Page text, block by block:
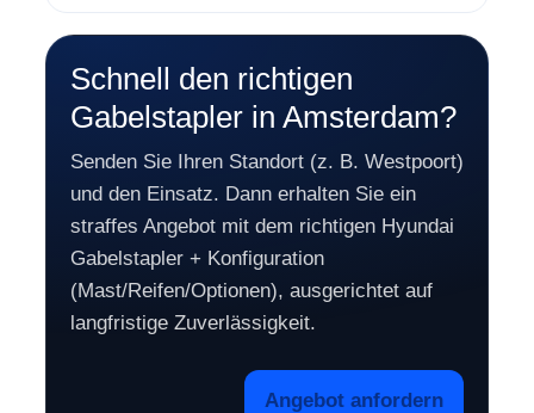
Schnell den richtigen
Gabelstapler in Amsterdam?
Senden Sie Ihren Standort (z. B. Westpoort)
und den Einsatz. Dann erhalten Sie ein
straffes Angebot mit dem richtigen Hyundai
Gabelstapler + Konfiguration
(Mast/Reifen/Optionen), ausgerichtet auf
langfristige Zuverlässigkeit.
Angebot anfordern